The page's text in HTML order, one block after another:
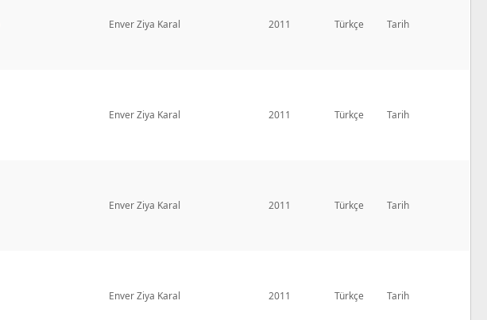
Enver Ziya Karal 2011 Türkçe Tarih
Enver Ziya Karal 2011 Türkçe Tarih
Enver Ziya Karal 2011 Türkçe Tarih
Enver Ziya Karal 2011 Türkçe Tarih